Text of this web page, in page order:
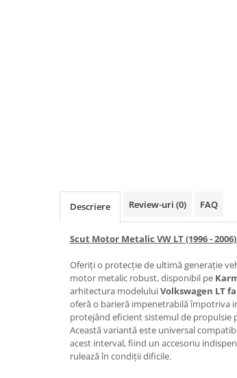
Carlige Hyundai
Carlige Jaecoo
Carlige Jaecoo 5
Carlige Jaecoo 7
Carlige Jaecoo E5
Descriere Review-uri (0) FAQ
Scut Motor Metalic VW LT (1996 -
Oferiți o protecție de ultimă generație
motor metalic robust, disponibil pe
arhitectura modeluluiVolkswagen LT
oferă o barieră impenetrabilă împotriva
protejând eficient sistemul de propulsie
Această variantă este universal
acest interval, fiind un accesoriu
rulează în condiții dificile.